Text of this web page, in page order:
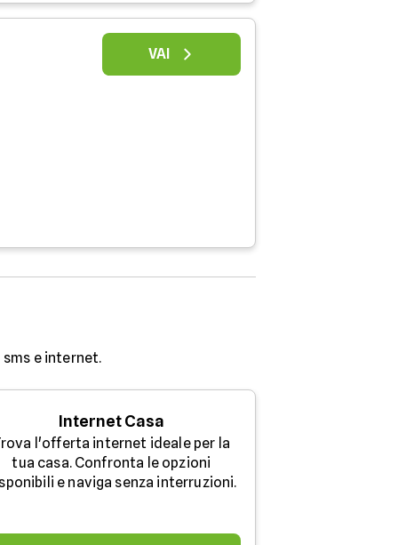
VAI
e internet.
Internet Casa
l'offerta internet ideale per la
tua casa. Confronta le opzioni
e naviga senza interruzioni.